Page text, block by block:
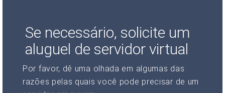
Se necessário, solicite um
aluguel de servidor virtual
Por favor, dê uma olhada em algumas das
razões pelas quais você pode precisar de um